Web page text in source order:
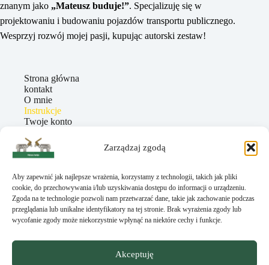
Zarządzaj zgodą
Aby zapewnić jak najlepsze wrażenia, korzystamy z technologii, takich jak pliki
cookie, do przechowywania i/lub uzyskiwania dostępu do informacji o urządzeniu.
Zgoda na te technologie pozwoli nam przetwarzać dane, takie jak zachowanie podczas
przeglądania lub unikalne identyfikatory na tej stronie. Brak wyrażenia zgody lub
wycofanie zgody może niekorzystnie wpłynąć na niektóre cechy i funkcje.
Akceptuję
znanym jako „Mateusz buduje!”. Specjalizuję się w
projektowaniu i budowaniu pojazdów transportu publicznego.
Wesprzyj rozwój mojej pasji, kupując autorski zestaw!
Strona główna
kontakt
O mnie
Instrukcje
Twoje konto
KONTAKT
mateuszbuduje@wp.pl
+48 696 289 897
LEGO® jest znakiem towarowym LEGO Group, która nie
sponsoruje, nie autoryzuje ani nie wspiera niniejszej strony